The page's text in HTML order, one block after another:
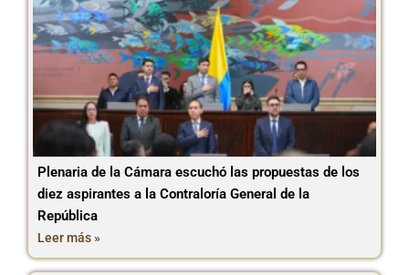
Plenaria de la Cámara escuchó las propuestas de los
diez aspirantes a la Contraloría General de la
República
Leer más »